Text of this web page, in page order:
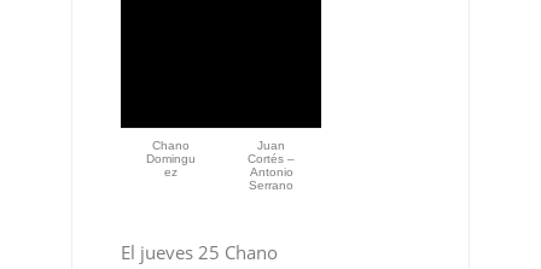
Chano
Domingu
ez
Juan
Cortés –
Antonio
Serrano
El jueves 25 Chano